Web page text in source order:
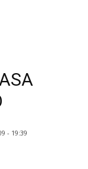
- 19:39